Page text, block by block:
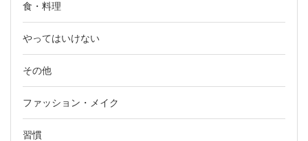
食・料理
やってはいけない
その他
ファッション・メイク
習慣